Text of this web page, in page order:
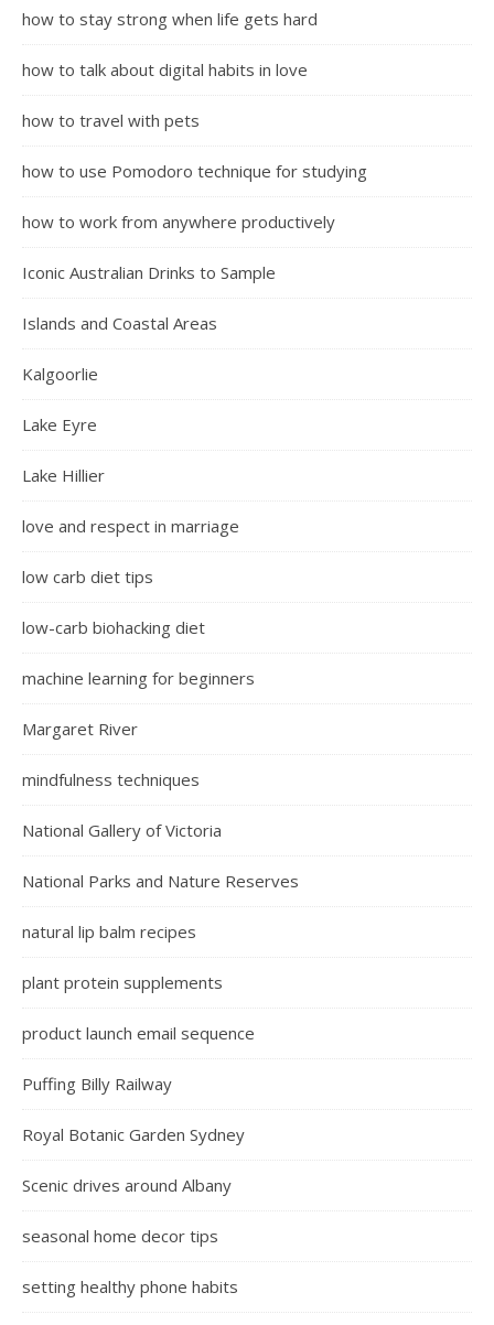
how to stay strong when life gets hard
how to talk about digital habits in love
how to travel with pets
how to use Pomodoro technique for studying
how to work from anywhere productively
Iconic Australian Drinks to Sample
Islands and Coastal Areas
Kalgoorlie
Lake Eyre
Lake Hillier
love and respect in marriage
low carb diet tips
low-carb biohacking diet
machine learning for beginners
Margaret River
mindfulness techniques
National Gallery of Victoria
National Parks and Nature Reserves
natural lip balm recipes
plant protein supplements
product launch email sequence
Puffing Billy Railway
Royal Botanic Garden Sydney
Scenic drives around Albany
seasonal home decor tips
setting healthy phone habits